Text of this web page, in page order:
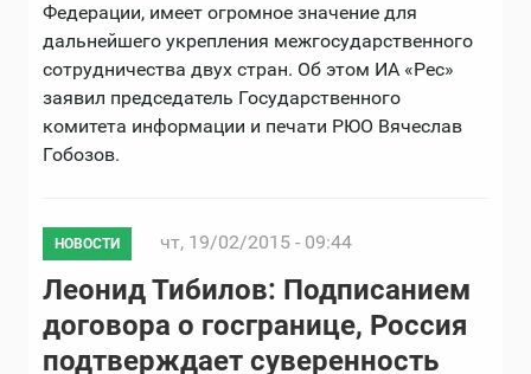
Федерации, имеет огромное значение для
дальнейшего укрепления межгосударственного
сотрудничества двух стран. Об этом ИА «Рес»
заявил председатель Государственного
комитета информации и печати РЮО Вячеслав
Гобозов.
НОВОСТИ чт, 19/02/2015 - 09:44
Леонид Тибилов: Подписанием
договора о госгранице, Россия
подтверждает суверенность